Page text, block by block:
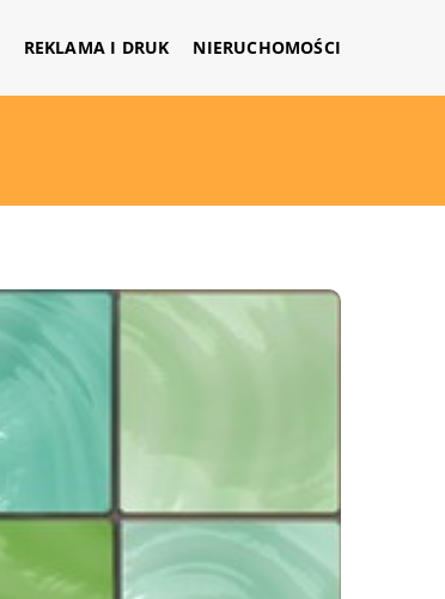
REKLAMA I DRUK NIERUCHOMOŚCI